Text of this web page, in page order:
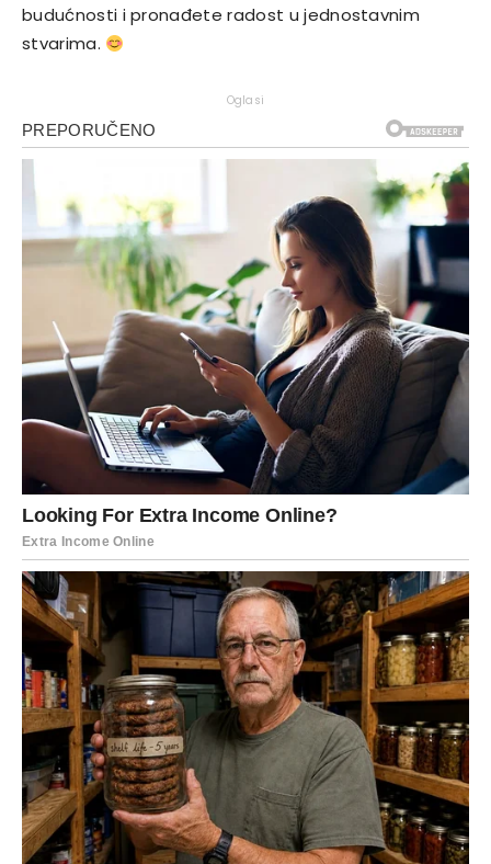
budućnosti i pronađete radost u jednostavnim
stvarima.
Oglasi